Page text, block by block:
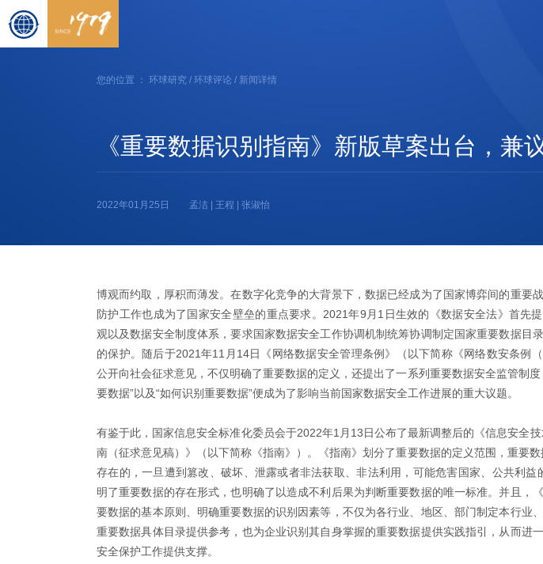
您的位置 ： 环球研究 / 环球评论 / 新闻详情
《重要数据识别指南》新版草案出台，兼
2022年01月25日 孟洁 | 王程 | 张淑怡
博观而约取，厚积而薄发。在数字化竞争的大背景下，数据已经成为了国家博弈间的重要
防护工作也成为了国家安全壁垒的重点要求。2021年9月1日生效的《数据安全法》首先
观以及数据安全制度体系，要求国家数据安全工作协调机制统筹协调制定国家重要数据目
的保护。随后于2021年11月14日《网络数据安全管理条例》（以下简称《网络数安条例（
公开向社会征求意见，不仅明确了重要数据的定义，还提出了一系列重要数据安全监管制度
要数据”以及“如何识别重要数据”便成为了影响当前国家数据安全工作进展的重大议题。
有鉴于此，国家信息安全标准化委员会于2022年1月13日公布了最新调整后的《信息安全
南（征求意见稿）》（以下简称《指南》）。《指南》划分了重要数据的定义范围，重要数
存在的，一旦遭到篡改、破坏、泄露或者非法获取、非法利用，可能危害国家、公共利益
明了重要数据的存在形式，也明确了以造成不利后果为判断重要数据的唯一标准。并且，
要数据的基本原则、明确重要数据的识别因素等，不仅为各行业、地区、部门制定本行业
重要数据具体目录提供参考，也为企业识别其自身掌握的重要数据提供实践指引，从而进
安全保护工作提供支撑。